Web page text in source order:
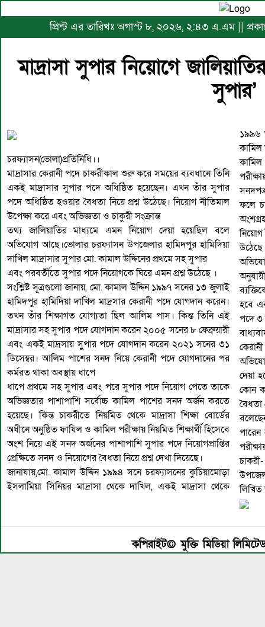
প্রিন্ট এর তারিখঃ অগাস্ট ৮, ২০২৬, ২:৪৩ এ.এম ||
মাদ্রাসা সুপার নিয়োগে
সুপার’
চরফ্যাসন(ভোলা)প্রতিনিধি।।
মাদ্রাসার কেরানী পদে চাকরীকাল শুরু করে সময়ের ব্যবধানে তিনি
একই মাদ্রাসার সুপার পদে অধিষ্ঠিত হয়েছেন। এখন তাঁর সুপার
পদে অধিষ্ঠিত হওয়ার বৈধতা নিয়ে প্রশ্ন উঠেছে। নিয়োগ নীতিমাল
উপেক্ষা করে এবং অভিজ্ঞতা ও চাকুরী সংক্রান্ত
তথ্য জালিয়াতির মাধ্যমে এমন নিয়োগ দেয়া হয়েছিল বলে
অভিযোগ আছে।ভোলার চরফ্যাসন উপজেলার হামিদপুর হামিদিয়া
দাখিল মাদ্রাসার সুপার মো. কামাল উদ্দিনের প্রথমে সহ সুপার
এবং পরবর্তীতে সুপার পদে নিয়োগকে ঘিরে এমন প্রশ্ন উঠেছে ।
সংশ্লিষ্ট সূত্রগুলো জানায়, মো. কামাল উদ্দিন ১৯৯৭ সনের ১৩ জুলাই
হামিদপুর হামিদিয়া দাখিল মাদ্রসার কেরানী পদে যোগদান করেন।
তখন তাঁর শিক্ষাগত যোগ্যতা ছিল আলিম পাস। কিন্ত তিনি এই
মাদ্রাসার সহ সুপার পদে যোগদান করেন ২০০৫ সনের ৮ ফেব্রুয়ারী
এবং একই মাদ্রসায় সুুুপার পদে যোগদান করেন ২০২১ সনের ৩১
ডিসেম্বর। আলিম পাশের সনদ নিয়ে কেরানী পদে যোগদানের পর
কর্মরত থাকা অবস্থায় ধাপে
ধাপে প্রথমে সহ সুপার এবং পরে সুপার পদে নিয়োগ পেতে তাকে
অভিজ্ঞতার পাশাপাশি সর্বোচ্চ কামিল পাশের সনদ অর্জন করতে
হয়েছে। কিন্ত চাকরীতে নিয়মিত থেকে মাদ্রাসা শিক্ষা বোর্ডের
অধীনে অনুষ্ঠিত ফাযিল ও কামিল পরীক্ষায় নিয়মিত শিক্ষার্থী হিসেবে
অংশ নিয়ে এই সনদ অর্জনের পাশাপাশি সুপার পদে নিয়োগপ্রাপ্তির
প্রেক্ষিতে সনদ ও নিয়োগের বৈধতা নিয়ে প্রশ্ন দেখা দিয়েছে।
জানাযায়,মো. কামাল উদ্দিন ১৯৯৪ সনে চরফ্যাসনের কুচিয়ামোড়া
ইসলামিয়া সিনিয়র মাদ্রাসা থেকে দাখিল, একই মাদ্রাসা থেকে
১৯৯৬
কামিল
কামিল
ফলে
নিয়োগ
হবে
পদে ৩
দেয়া
কোন
বৈধতা
পারেন
লিখিত
কপিরাইট© মুক্তি মিডিয়া